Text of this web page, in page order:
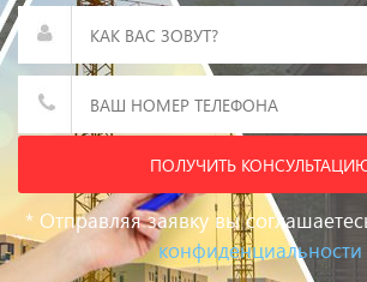
ПОЛУЧИТЬ
* Отправляя заявку вы
конфиденциальности